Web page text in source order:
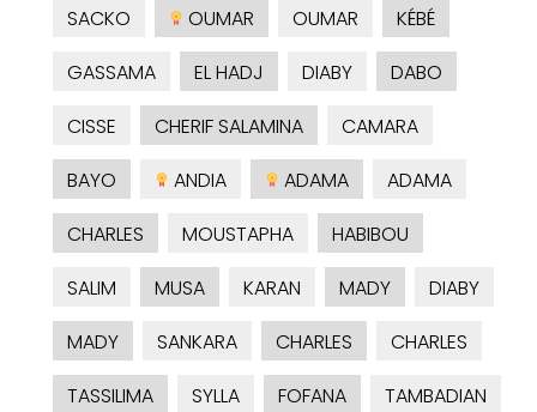
SACKO OUMAR OUMAR
KÉBÉ
GASSAMA
EL HADJ DIABY
DABO
CISSE
CHERIF SALAMINA
CAMARA
BAYO
ANDIA ADAMA
ADAMA
CHARLES
MOUSTAPHA
HABIBOU
SALIM
MUSA KARAN MADY
DIABY
MADY
SANKARA CHARLES
CHARLES
TASSILIMA
SYLLA FOFANA
TAMBADIAN